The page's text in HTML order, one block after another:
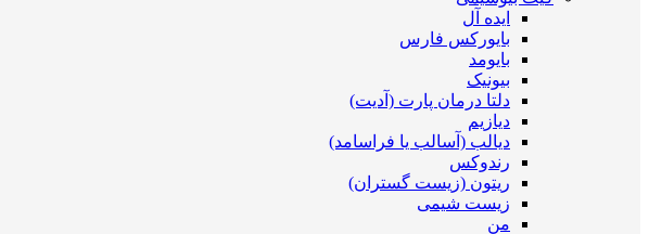
ایده آل
بایورکس فارس
بایومد
بیونیک
دلتا درمان پارت (آدیت)
دیازیم
دیالب (آسالب یا فراسامد)
رندوکس
ریتون (زیست گستران)
زیست شیمی
من